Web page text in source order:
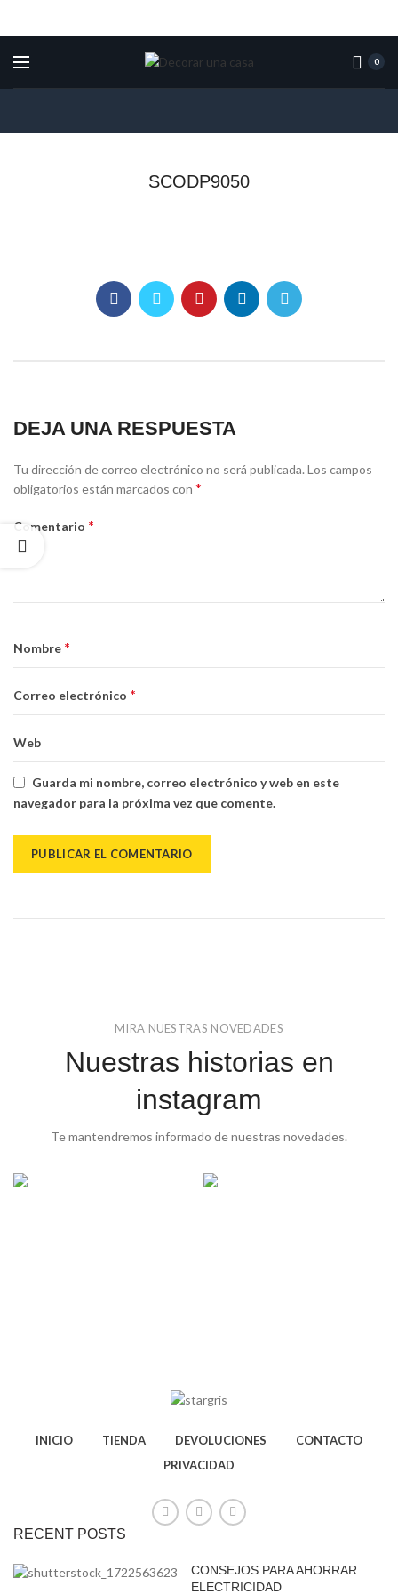
0
SCODP9050
DEJA UNA RESPUESTA
Tu dirección de correo electrónico no será publicada.Los campos
obligatorios están marcados con *
Comentario *
Nombre *
Correo electrónico *
Web
Guarda mi nombre, correo electrónico y web en este
navegador para la próxima vez que comente.
Alternative:
MIRA NUESTRAS NOVEDADES
Nuestras historias en
instagram
Te mantendremos informado de nuestras novedades.
INICIO TIENDA DEVOLUCIONES
CONTACTO
PRIVACIDAD
RECENT POSTS
CONSEJOS PARA AHORRAR
ELECTRICIDAD